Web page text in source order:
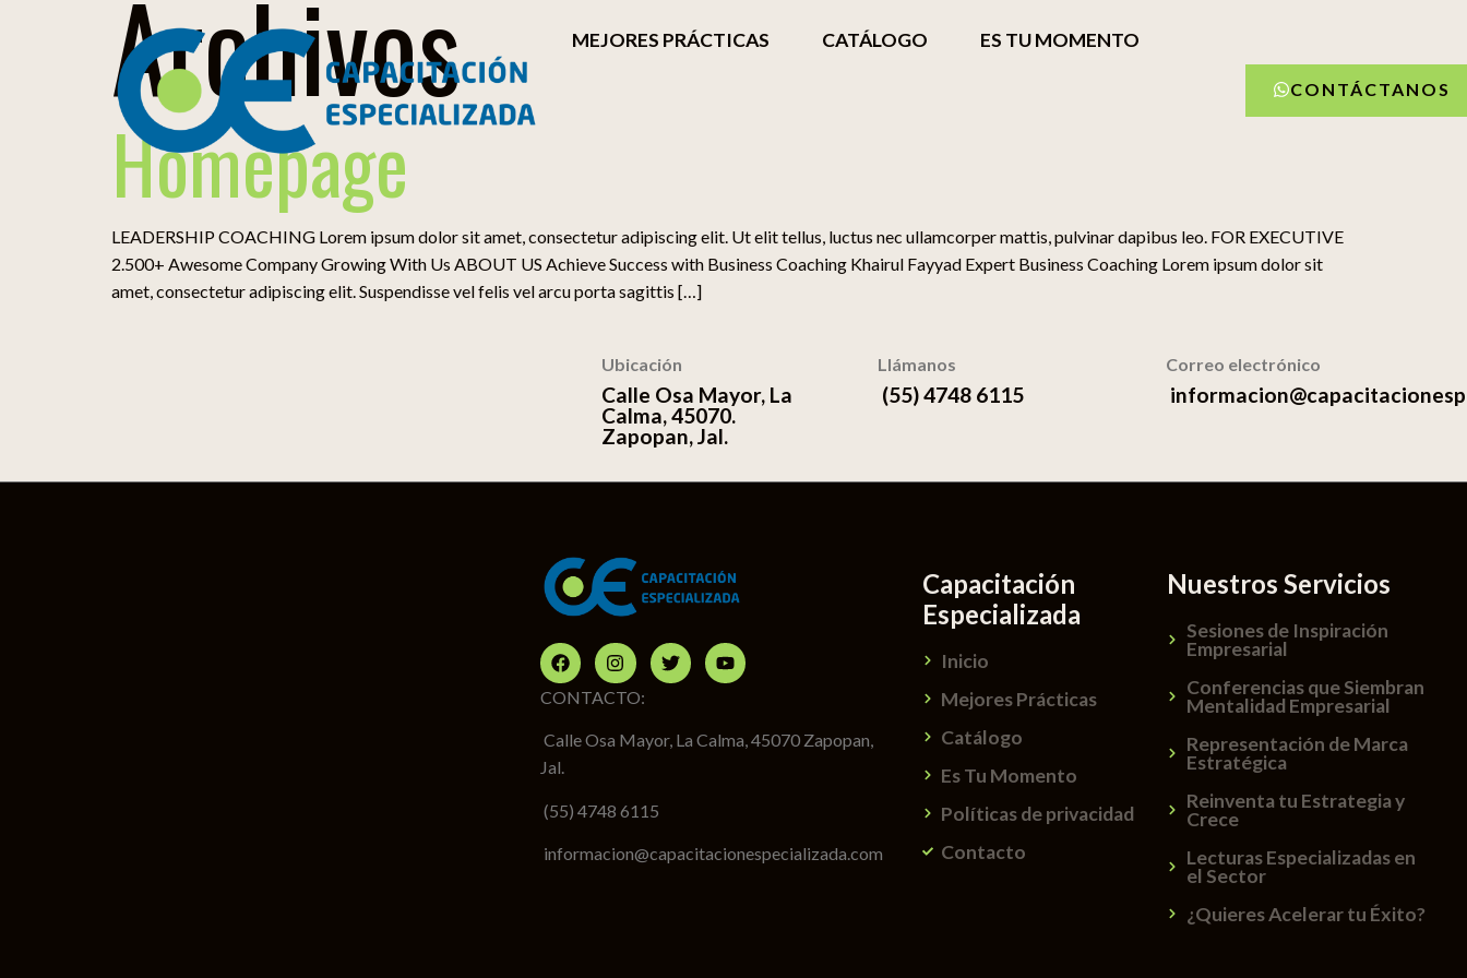
MEJORES PRÁCTICAS CATÁLOGO ES TU MOMENTO
CONTÁCTANOS
Archivos
Homepage
LEADERSHIP COACHING Lorem ipsum dolor sit amet, consectetur adipiscing elit. Ut elit tellus, luctus nec ullamcorper mattis, pulvinar dapibus leo. FOR EXECUTIVE
2.500+ Awesome Company Growing With Us ABOUT US Achieve Success with Business Coaching Khairul Fayyad Expert Business Coaching Lorem ipsum dolor sit
amet, consectetur adipiscing elit. Suspendisse vel felis vel arcu porta sagittis […]
Ubicación
Calle Osa Mayor, La
Calma, 45070.
Zapopan, Jal.
Llámanos
(55) 4748 6115
Correo electrónico
CONTACTO:
Calle Osa Mayor, La Calma, 45070 Zapopan,
Jal.
(55) 4748 6115
informacion@capacitacionespecializada.com
Capacitación
Especializada
Inicio
Mejores Prácticas
Catálogo
Es Tu Momento
Políticas de privacidad
Contacto
Nuestros Servicios
Sesiones de Inspiración
Empresarial
Conferencias que Siembran
Mentalidad Empresarial
Representación de Marca
Estratégica
Reinventa tu Estrategia y
Crece
Lecturas Especializadas en
el Sector
¿Quieres Acelerar tu Éxito?